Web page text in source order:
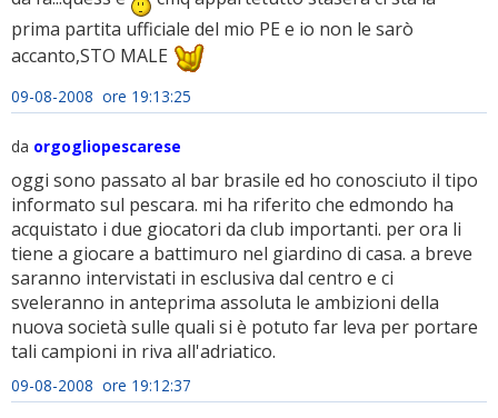
prima partita ufficiale del mio PE e io non le sarò
accanto,STO MALE
09-08-2008 ore 19:13:25
da orgogliopescarese
oggi sono passato al bar brasile ed ho conosciuto il tipo
informato sul pescara. mi ha riferito che edmondo ha
acquistato i due giocatori da club importanti. per ora li
tiene a giocare a battimuro nel giardino di casa. a breve
saranno intervistati in esclusiva dal centro e ci
sveleranno in anteprima assoluta le ambizioni della
nuova società sulle quali si è potuto far leva per portare
tali campioni in riva all'adriatico.
09-08-2008 ore 19:12:37